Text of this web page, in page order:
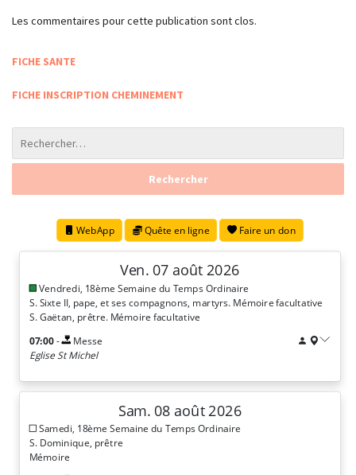
Les commentaires pour cette publication sont clos.
FICHE SANTE
FICHE INSCRIPTION CHEMINEMENT